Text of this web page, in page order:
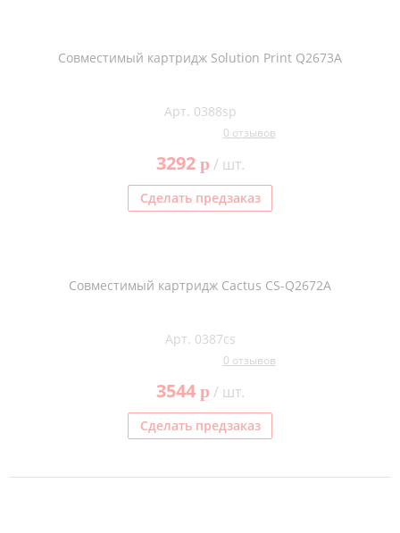
Совместимый картридж Solution Print Q2673A
Арт. 0388sp
0 отзывов
3292 p/ шт.
Сделать предзаказ
Совместимый картридж Cactus CS-Q2672A
Арт. 0387cs
0 отзывов
3544 p/ шт.
Сделать предзаказ